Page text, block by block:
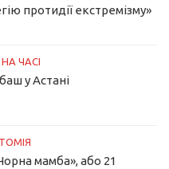
протидії екстремізму»
НА ЧАСІ
у Астані
мамба», або 21